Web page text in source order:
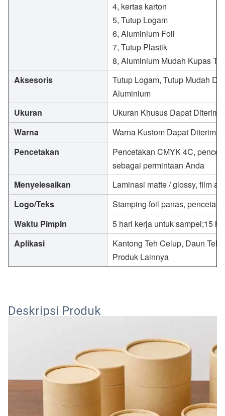
4, kertas karton
5, Tutup Logam
6, Aluminium Foil
7, Tutup Plastik
8, Aluminium Mudah Kupas
Aksesoris
Tutup Logam, Tutup Mudah
Aluminium
Ukuran
Ukuran Khusus Dapat Diterima
Warna
Warna Kustom Dapat Diterima
Pencetakan
Pencetakan CMYK 4C,
sebagai permintaan Anda
Menyelesaikan
Laminasi matte / glossy, film
Logo/Teks
Stamping foil panas,
Waktu Pimpin
5 hari kerja untuk sampel;15
Aplikasi
Kantong Teh Celup, Daun
Produk Lainnya
Deskripsi Produk